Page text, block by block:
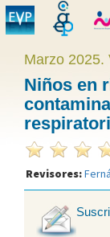
Marzo 2025.
Niños en
Revisores: